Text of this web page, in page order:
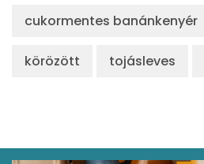
cukormentes banánkenyér
körözött tojásleves